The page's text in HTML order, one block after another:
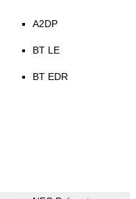
A2DP
BT LE
BT EDR